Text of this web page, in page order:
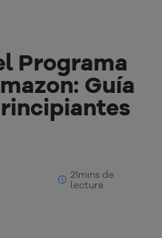
Programa
Guía
21mins de
lectura